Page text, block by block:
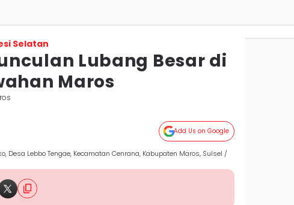
Selatan
Lubang Besar di
Maros
Add Us on Google
Desa Lebbo Tengae, Kecamatan Cenrana, Kabupaten Maros, Sulsel /